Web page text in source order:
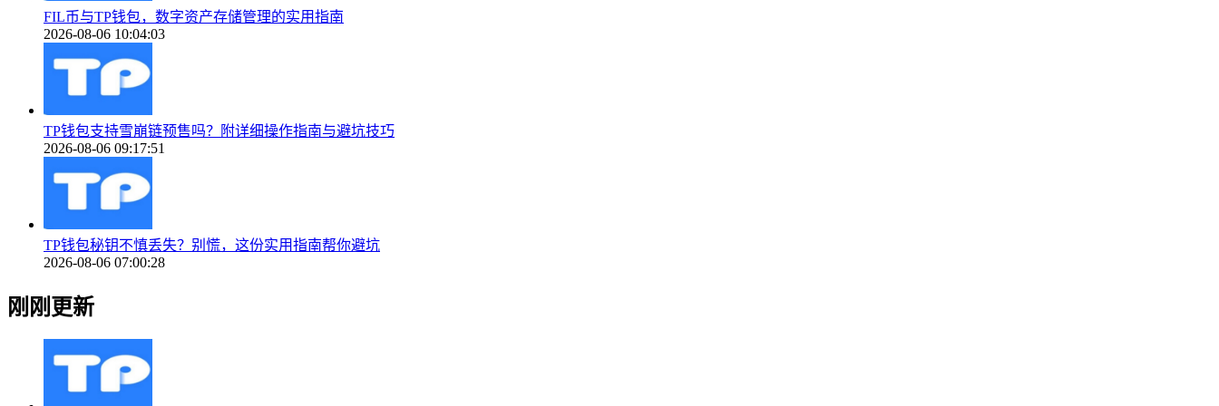
FIL币与TP钱包，数字资产存储管理的实用指南
2026-08-06 10:04:03
TP钱包支持雪崩链预售吗？附详细操作指南与避坑技巧
2026-08-06 09:17:51
TP钱包秘钥不慎丢失？别慌，这份实用指南帮你避坑
2026-08-06 07:00:28
刚刚更新